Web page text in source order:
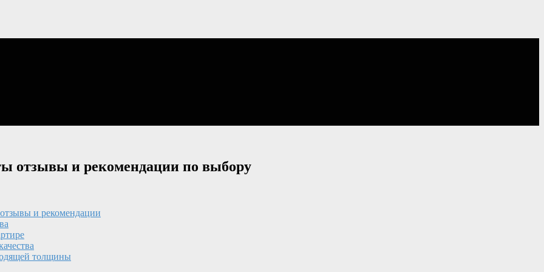
отзывы и рекомендации по выбору
и рекомендации
толщины